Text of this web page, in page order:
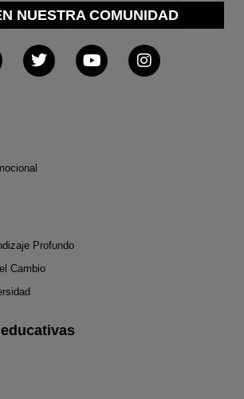
NUESTRA COMUNIDAD
Profundo
Cambio